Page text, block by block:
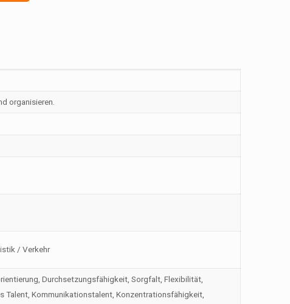
organisieren.
/ Verkehr
Durchsetzungsfähigkeit, Sorgfalt, Flexibilität,
Talent, Kommunikationstalent, Konzentrationsfähigkeit,